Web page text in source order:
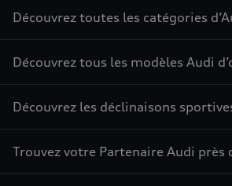
Découvrez toutes les catégories
Découvrez tous les modèles Audi
Découvrez les déclinaisons
Trouvez votre Partenaire Audi près